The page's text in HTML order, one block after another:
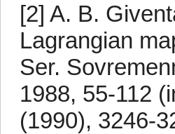
[2] A. B.
Lagrangian
Ser.
1988, 55-112
(1990), 3246-